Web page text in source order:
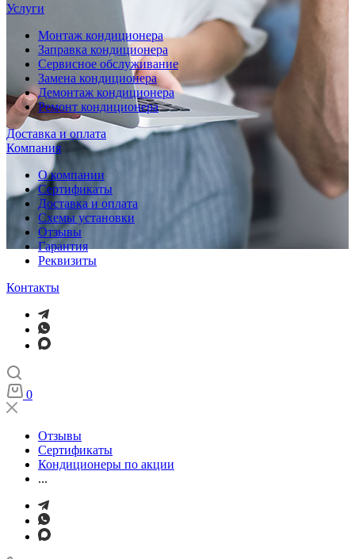
Услуги
Монтаж кондиционера
Заправка кондиционера
Сервисное обслуживание
Замена кондиционера
Демонтаж кондиционера
Ремонт кондиционера
Доставка и оплата
Компания
О компании
Сертификаты
Доставка и оплата
Схемы установки
Отзывы
Гарантия
Реквизиты
Контакты
0
Отзывы
Сертификаты
Кондиционеры по акции
...